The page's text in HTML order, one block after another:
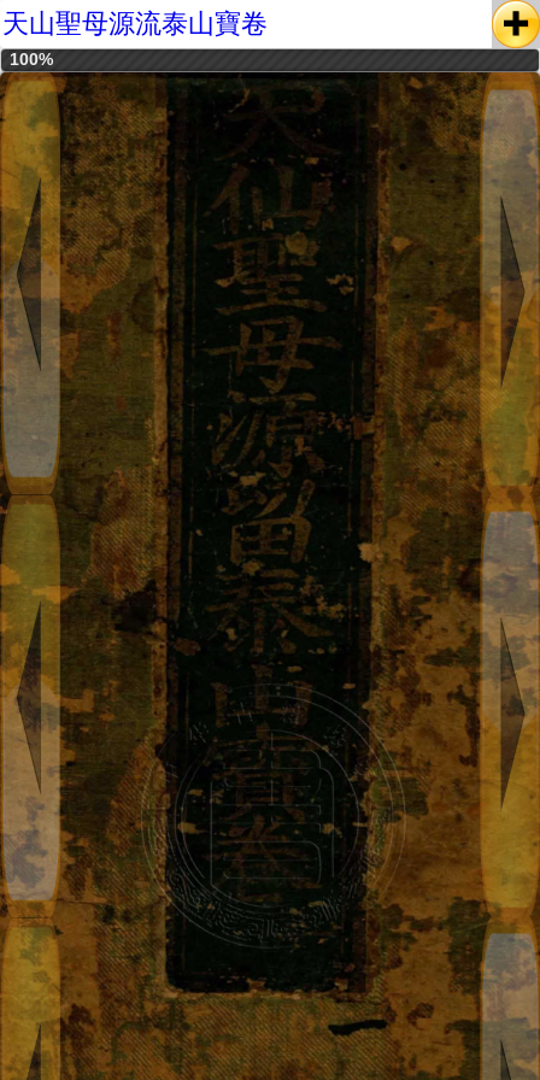
天山聖母源流泰山寶卷
100%